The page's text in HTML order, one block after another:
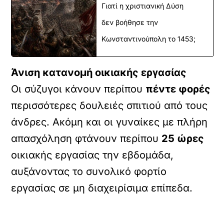
Γιατί η χριστιανική Δύση
δεν βοήθησε την
Κωνσταντινούπολη το 1453;
Άνιση κατανομή οικιακής εργασίας
Οι σύζυγοι κάνουν περίπου πέντε φορές
περισσότερες δουλειές σπιτιού από τους
άνδρες. Ακόμη και οι γυναίκες με πλήρη
απασχόληση φτάνουν περίπου 25 ώρες
οικιακής εργασίας την εβδομάδα,
αυξάνοντας το συνολικό φορτίο
εργασίας σε μη διαχειρίσιμα επίπεδα.